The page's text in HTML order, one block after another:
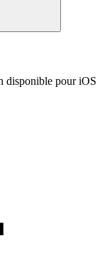
disponible pour iOS